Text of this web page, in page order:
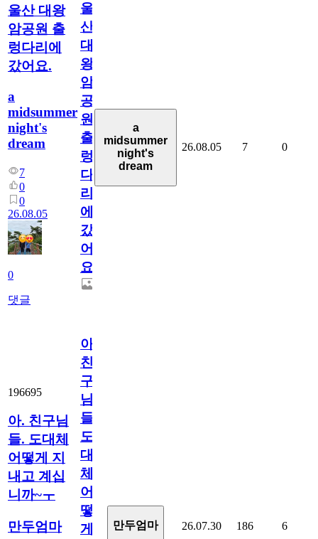
울산 대왕
암공원 출
렁다리에
갔어요.
a
midsummer
night's
dream
7
0
0
26.08.05
0
댓글
울
산
대
왕
암
공
원
출
렁
다
리
에
갔
어
요.
a
midsummer
night's
dream
26.08.05 7 0
196695
아. 친구님
들. 도대체
어떻게 지
내고 계십
니까~ㅜ
만두엄마
아.
친
구
님
들.
도
대
체
어
떻
게
만두엄마 26.07.30 186 6